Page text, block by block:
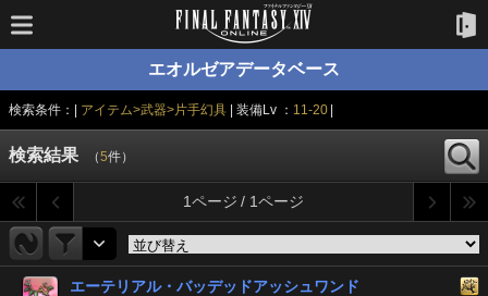
エオルゼアデータベース
検索条件：| アイテム>武器>片手幻具 | 装備Lv ： 11-20|
検索結果 （5件）
1ページ / 1ページ
エーテリアル・バッデッドアッシュワンド